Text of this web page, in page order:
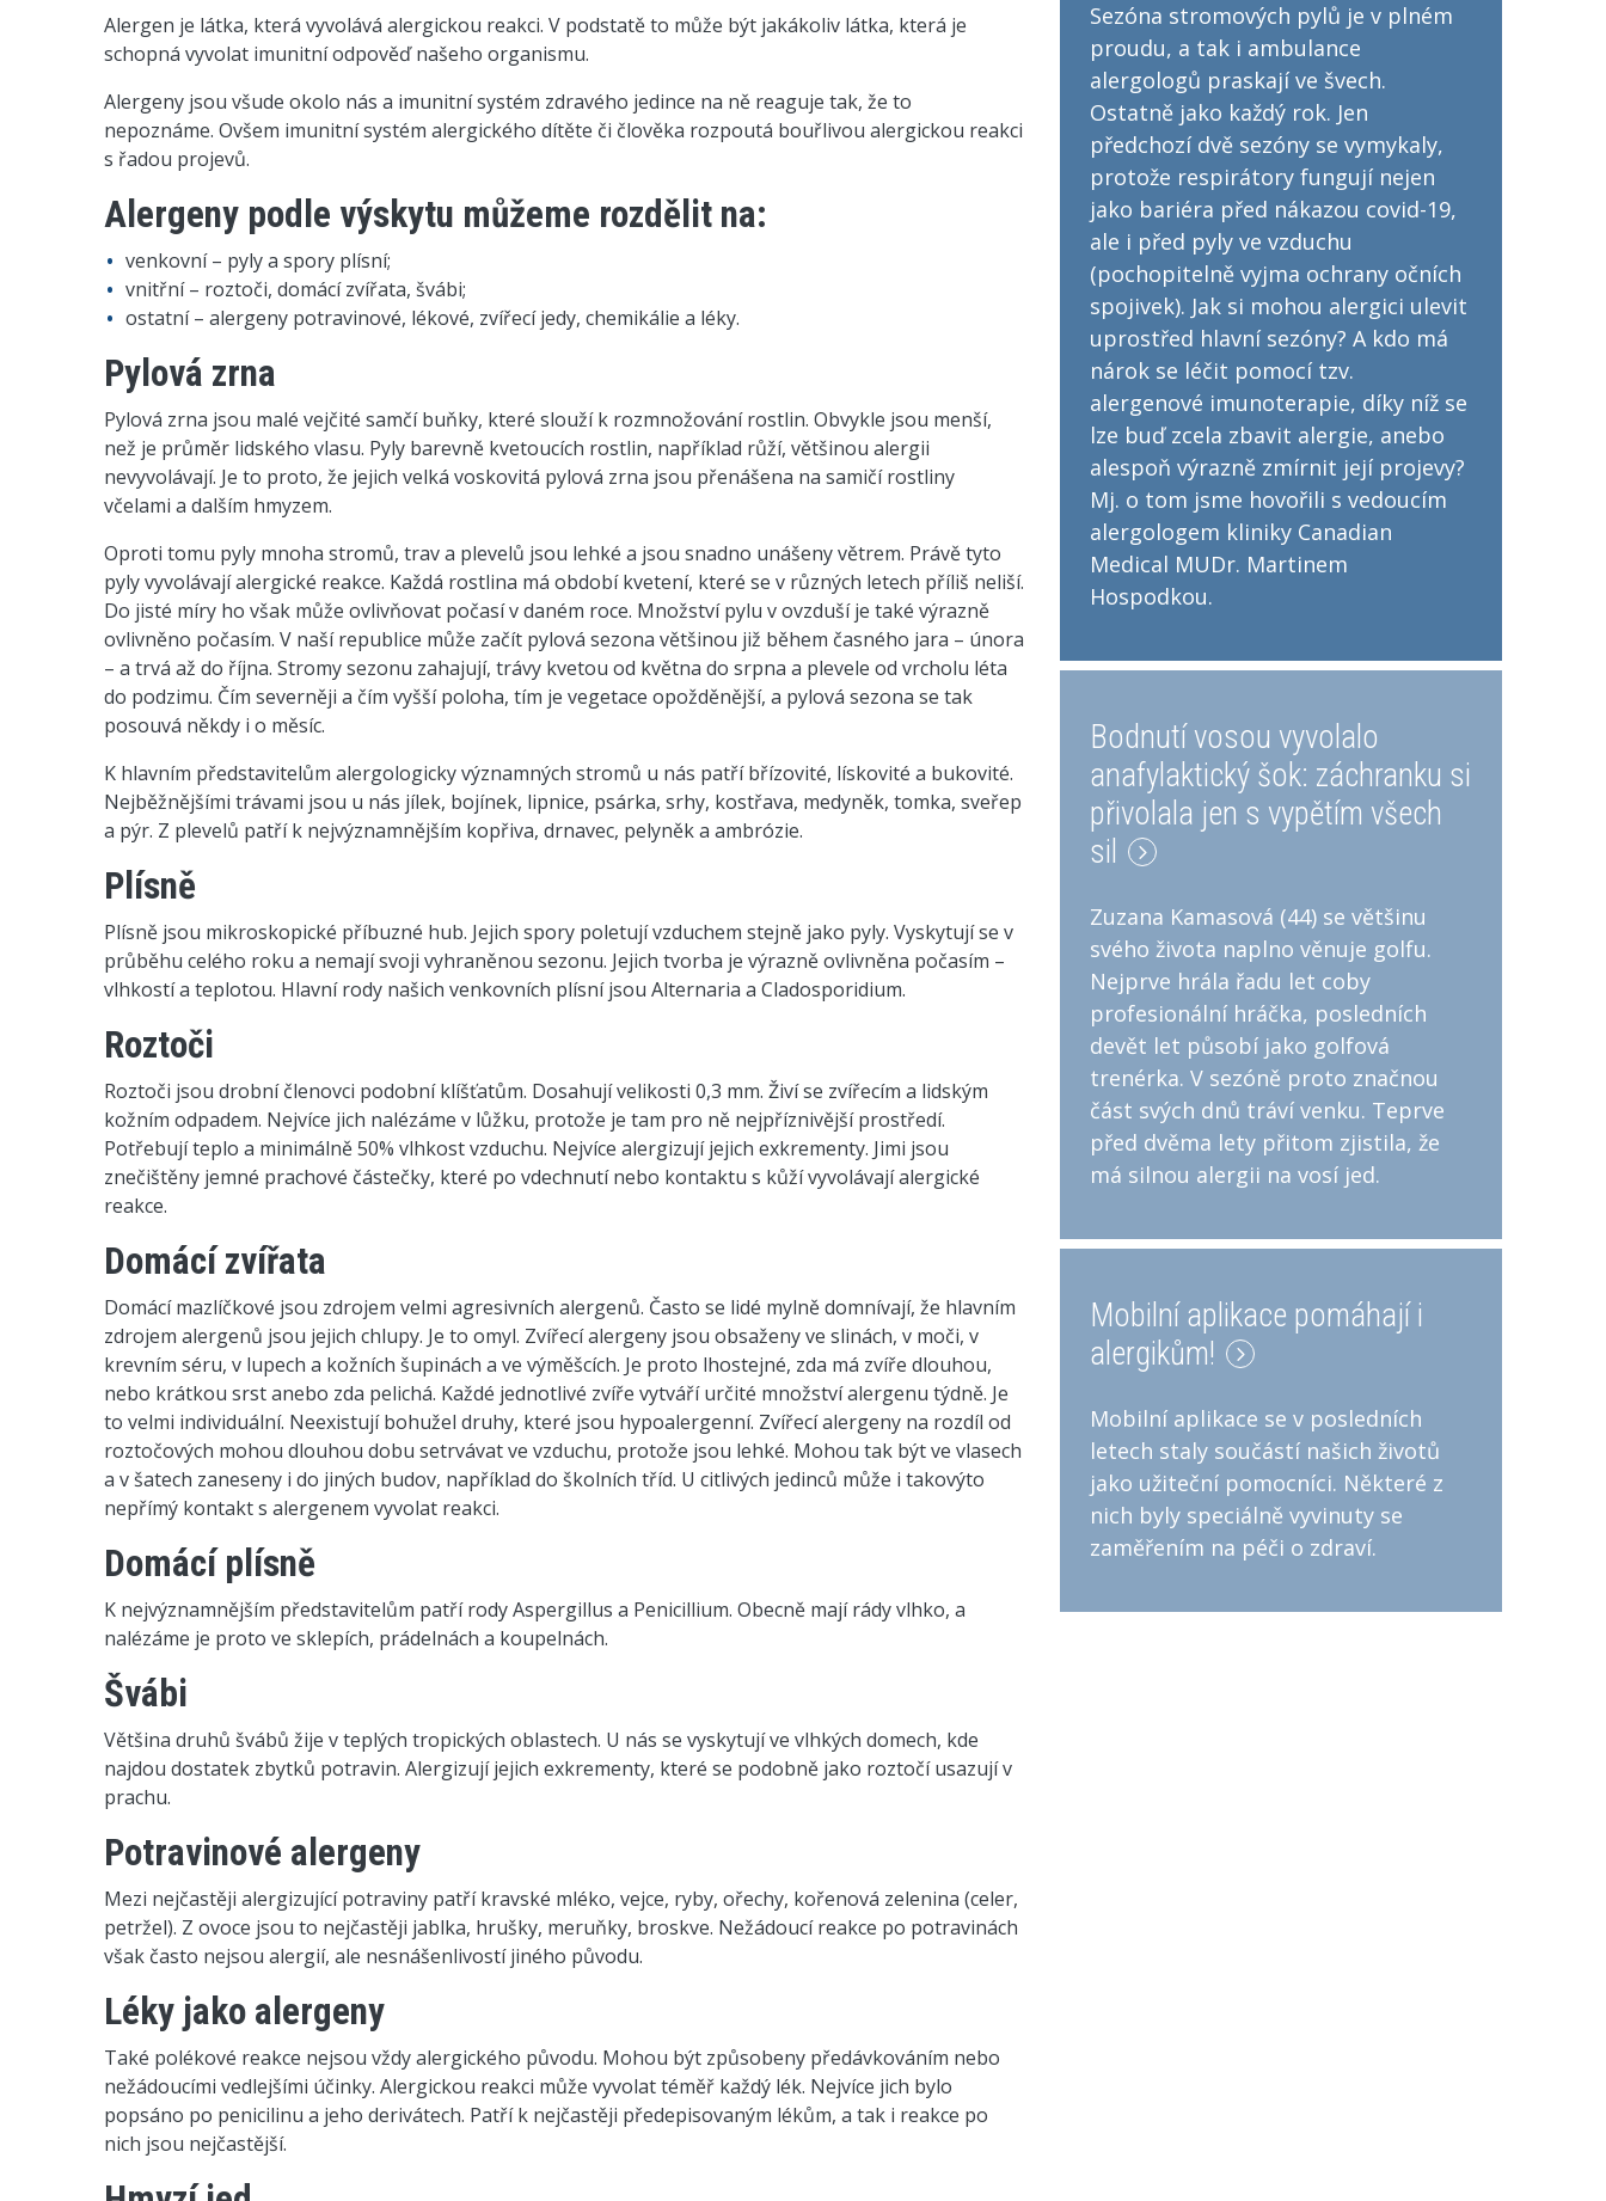
Alergen je látka, která vyvolává alergickou reakci. V podstatě to může být jakákoliv látka, která je
schopná vyvolat imunitní odpověď našeho organismu.
Alergeny jsou všude okolo nás a imunitní systém zdravého jedince na ně reaguje tak, že to
nepoznáme. Ovšem imunitní systém alergického dítěte či člověka rozpoutá bouřlivou alergickou reakci
s řadou projevů.
Alergeny podle výskytu můžeme rozdělit na:
venkovní – pyly a spory plísní;
vnitřní – roztoči, domácí zvířata, švábi;
ostatní – alergeny potravinové, lékové, zvířecí jedy, chemikálie a léky.
Pylová zrna
Pylová zrna jsou malé vejčité samčí buňky, které slouží k rozmnožování rostlin. Obvykle jsou menší,
než je průměr lidského vlasu. Pyly barevně kvetoucích rostlin, například růží, většinou alergii
nevyvolávají. Je to proto, že jejich velká voskovitá pylová zrna jsou přenášena na samičí rostliny
včelami a dalším hmyzem.
Oproti tomu pyly mnoha stromů, trav a plevelů jsou lehké a jsou snadno unášeny větrem. Právě tyto
pyly vyvolávají alergické reakce. Každá rostlina má období kvetení, které se v různých letech příliš neliší.
Do jisté míry ho však může ovlivňovat počasí v daném roce. Množství pylu v ovzduší je také výrazně
ovlivněno počasím. V naší republice může začít pylová sezona většinou již během časného jara – února
– a trvá až do října. Stromy sezonu zahajují, trávy kvetou od května do srpna a plevele od vrcholu léta
do podzimu. Čím severněji a čím vyšší poloha, tím je vegetace opožděnější, a pylová sezona se tak
posouvá někdy i o měsíc.
K hlavním představitelům alergologicky významných stromů u nás patří břízovité, lískovité a bukovité.
Nejběžnějšími trávami jsou u nás jílek, bojínek, lipnice, psárka, srhy, kostřava, medyněk, tomka, sveřep
a pýr. Z plevelů patří k nejvýznamnějším kopřiva, drnavec, pelyněk a ambrózie.
Plísně
Plísně jsou mikroskopické příbuzné hub. Jejich spory poletují vzduchem stejně jako pyly. Vyskytují se v
průběhu celého roku a nemají svoji vyhraněnou sezonu. Jejich tvorba je výrazně ovlivněna počasím –
vlhkostí a teplotou. Hlavní rody našich venkovních plísní jsou Alternaria a Cladosporidium.
Roztoči
Roztoči jsou drobní členovci podobní klíšťatům. Dosahují velikosti 0,3 mm. Živí se zvířecím a lidským
kožním odpadem. Nejvíce jich nalézáme v lůžku, protože je tam pro ně nejpříznivější prostředí.
Potřebují teplo a minimálně 50% vlhkost vzduchu. Nejvíce alergizují jejich exkrementy. Jimi jsou
znečištěny jemné prachové částečky, které po vdechnutí nebo kontaktu s kůží vyvolávají alergické
reakce.
Domácí zvířata
Domácí mazlíčkové jsou zdrojem velmi agresivních alergenů. Často se lidé mylně domnívají, že hlavním
zdrojem alergenů jsou jejich chlupy. Je to omyl. Zvířecí alergeny jsou obsaženy ve slinách, v moči, v
krevním séru, v lupech a kožních šupinách a ve výměšcích. Je proto lhostejné, zda má zvíře dlouhou,
nebo krátkou srst anebo zda pelichá. Každé jednotlivé zvíře vytváří určité množství alergenu týdně. Je
to velmi individuální. Neexistují bohužel druhy, které jsou hypoalergenní. Zvířecí alergeny na rozdíl od
roztočových mohou dlouhou dobu setrvávat ve vzduchu, protože jsou lehké. Mohou tak být ve vlasech
a v šatech zaneseny i do jiných budov, například do školních tříd. U citlivých jedinců může i takovýto
nepřímý kontakt s alergenem vyvolat reakci.
Domácí plísně
K nejvýznamnějším představitelům patří rody Aspergillus a Penicillium. Obecně mají rády vlhko, a
nalézáme je proto ve sklepích, prádelnách a koupelnách.
Švábi
Většina druhů švábů žije v teplých tropických oblastech. U nás se vyskytují ve vlhkých domech, kde
najdou dostatek zbytků potravin. Alergizují jejich exkrementy, které se podobně jako roztočí usazují v
prachu.
Potravinové alergeny
Mezi nejčastěji alergizující potraviny patří kravské mléko, vejce, ryby, ořechy, kořenová zelenina (celer,
petržel). Z ovoce jsou to nejčastěji jablka, hrušky, meruňky, broskve. Nežádoucí reakce po potravinách
však často nejsou alergií, ale nesnášenlivostí jiného původu.
Léky jako alergeny
Také polékové reakce nejsou vždy alergického původu. Mohou být způsobeny předávkováním nebo
nežádoucími vedlejšími účinky. Alergickou reakci může vyvolat téměř každý lék. Nejvíce jich bylo
popsáno po penicilinu a jeho derivátech. Patří k nejčastěji předepisovaným lékům, a tak i reakce po
nich jsou nejčastější.
Sezóna stromových pylů je v plném
proudu, a tak i ambulance
alergologů praskají ve švech.
Ostatně jako každý rok. Jen
předchozí dvě sezóny se vymykaly,
protože respirátory fungují nejen
jako bariéra před nákazou covid-19,
ale i před pyly ve vzduchu
(pochopitelně vyjma ochrany očních
spojivek). Jak si mohou alergici ulevit
uprostřed hlavní sezóny? A kdo má
nárok se léčit pomocí tzv.
alergenové imunoterapie, díky níž se
lze buď zcela zbavit alergie, anebo
alespoň výrazně zmírnit její projevy?
Mj. o tom jsme hovořili s vedoucím
alergologem kliniky Canadian
Medical MUDr. Martinem
Hospodkou.
Bodnutí vosou vyvolalo
anafylaktický šok: záchranku si
přivolala jen s vypětím všech
sil
Zuzana Kamasová (44) se většinu
svého života naplno věnuje golfu.
Nejprve hrála řadu let coby
profesionální hráčka, posledních
devět let působí jako golfová
trenérka. V sezóně proto značnou
část svých dnů tráví venku. Teprve
před dvěma lety přitom zjistila, že
má silnou alergii na vosí jed.
Mobilní aplikace pomáhají i
alergikům!
Mobilní aplikace se v posledních
letech staly součástí našich životů
jako užiteční pomocníci. Některé z
nich byly speciálně vyvinuty se
zaměřením na péči o zdraví.